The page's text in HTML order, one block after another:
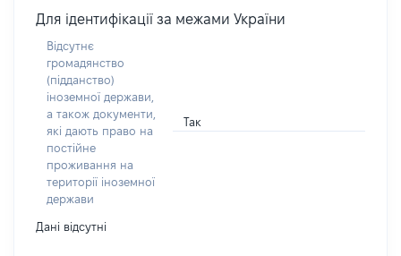
Для ідентифікації за межами України
Відсутнє
громадянство
(підданство)
іноземної держави,
а також документи,
які дають право на
постійне
проживання на
території іноземної
держави
Так
Дані відсутні